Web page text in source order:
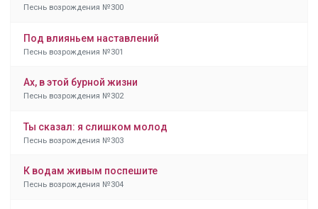
Песнь возрождения №300
Под влияньем наставлений
Песнь возрождения №301
Ах, в этой бурной жизни
Песнь возрождения №302
Ты сказал: я слишком молод
Песнь возрождения №303
К водам живым поспешите
Песнь возрождения №304